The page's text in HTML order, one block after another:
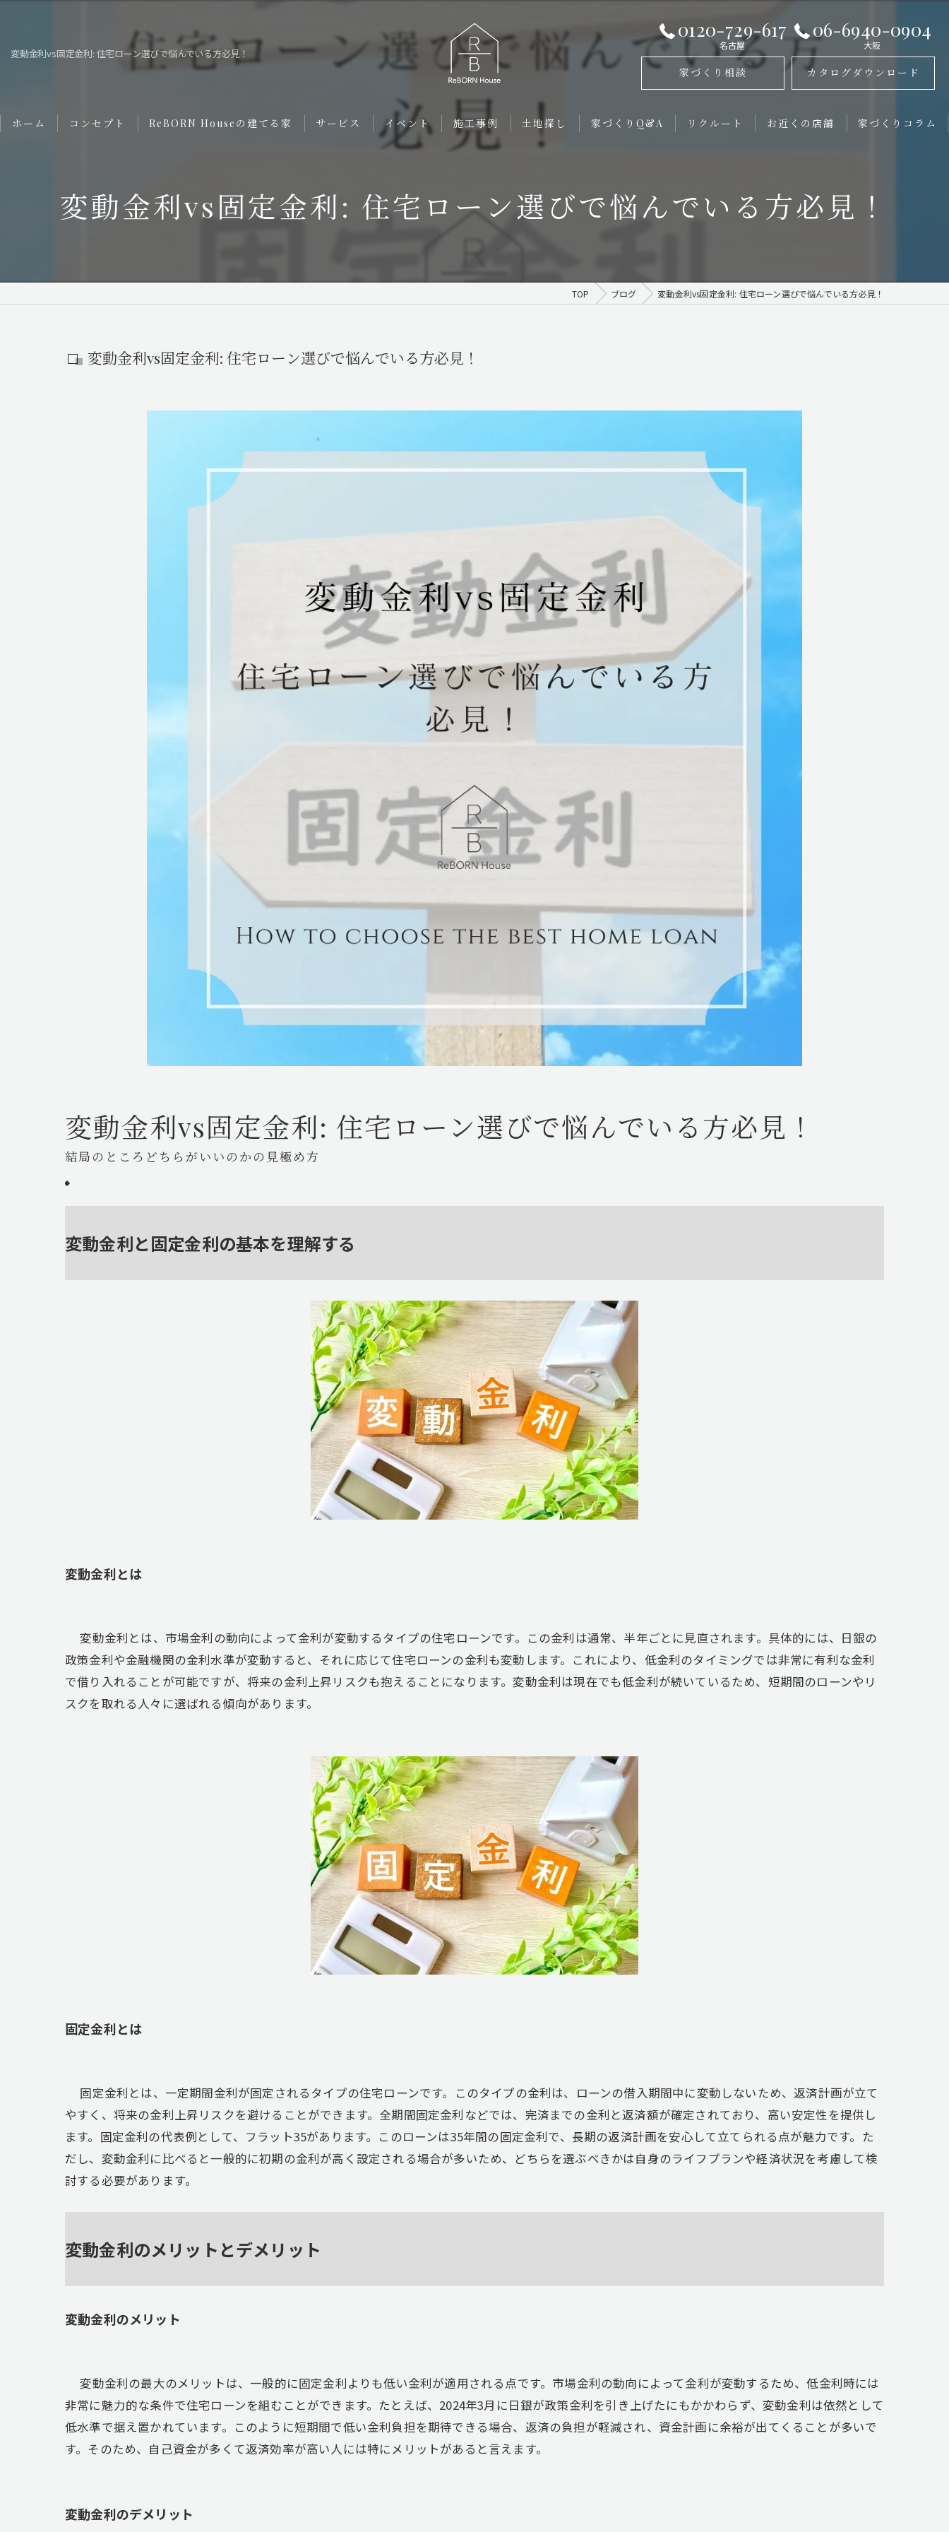
変動金利vs固定金利: 住宅ローン選びで悩んでいる方必見！
0120-729-617
名古屋
06-6940-0904
大阪
家づくり相談 カタログダウンロード
ホーム コンセプト ReBORN Houseの建てる家
カントリーテイスト
Monesave!（モネセブ）
平屋の家
サービス イベント 施工事例 土地探し 家づくりQ&A リクルート お近くの店舗
ReBORN House【名古屋head office】
家づくりコラム
変動金利vs固定金利: 住宅ローン選びで悩んでいる方必見！
TOP ブログ 変動金利vs固定金利: 住宅ローン選びで悩んでいる方必見！
変動金利vs固定金利: 住宅ローン選びで悩んでいる方必見！
変動金利vs固定金利: 住宅ローン選びで悩んでいる方必見！
結局のところどちらがいいのかの見極め方
変動金利と固定金利の基本を理解する
変動金利とは
変動金利とは、市場金利の動向によって金利が変動するタイプの住宅ローンです。この金利は通常、半年ごとに見直されます。具体的には、日銀の
政策金利や金融機関の金利水準が変動すると、それに応じて住宅ローンの金利も変動します。これにより、低金利のタイミングでは非常に有利な金利
で借り入れることが可能ですが、将来の金利上昇リスクも抱えることになります。変動金利は現在でも低金利が続いているため、短期間のローンやリ
スクを取れる人々に選ばれる傾向があります。
固定金利とは
固定金利とは、一定期間金利が固定されるタイプの住宅ローンです。このタイプの金利は、ローンの借入期間中に変動しないため、返済計画が立て
やすく、将来の金利上昇リスクを避けることができます。全期間固定金利などでは、完済までの金利と返済額が確定されており、高い安定性を提供し
ます。固定金利の代表例として、フラット35があります。このローンは35年間の固定金利で、長期の返済計画を安心して立てられる点が魅力です。た
だし、変動金利に比べると一般的に初期の金利が高く設定される場合が多いため、どちらを選ぶべきかは自身のライフプランや経済状況を考慮して検
討する必要があります。
変動金利のメリットとデメリット
変動金利のメリット
変動金利の最大のメリットは、一般的に固定金利よりも低い金利が適用される点です。市場金利の動向によって金利が変動するため、低金利時には
非常に魅力的な条件で住宅ローンを組むことができます。たとえば、2024年3月に日銀が政策金利を引き上げたにもかかわらず、変動金利は依然として
低水準で据え置かれています。このように短期間で低い金利負担を期待できる場合、返済の負担が軽減され、資金計画に余裕が出てくることが多いで
す。そのため、自己資金が多くて返済効率が高い人には特にメリットがあると言えます。
変動金利のデメリット​